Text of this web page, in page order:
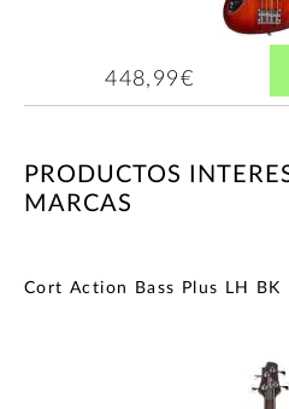
448,99€
PRODUCTOS
MARCAS
Cort Action Bass Plus LH BK